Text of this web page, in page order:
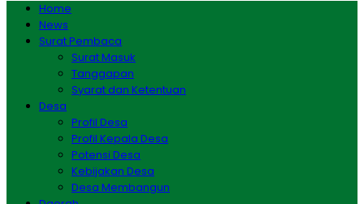
Home
News
Surat Pembaca
Surat Masuk
Tanggapan
Syarat dan Ketentuan
Desa
Profil Desa
Profil Kepala Desa
Potensi Desa
Kebijakan Desa
Desa Membangun